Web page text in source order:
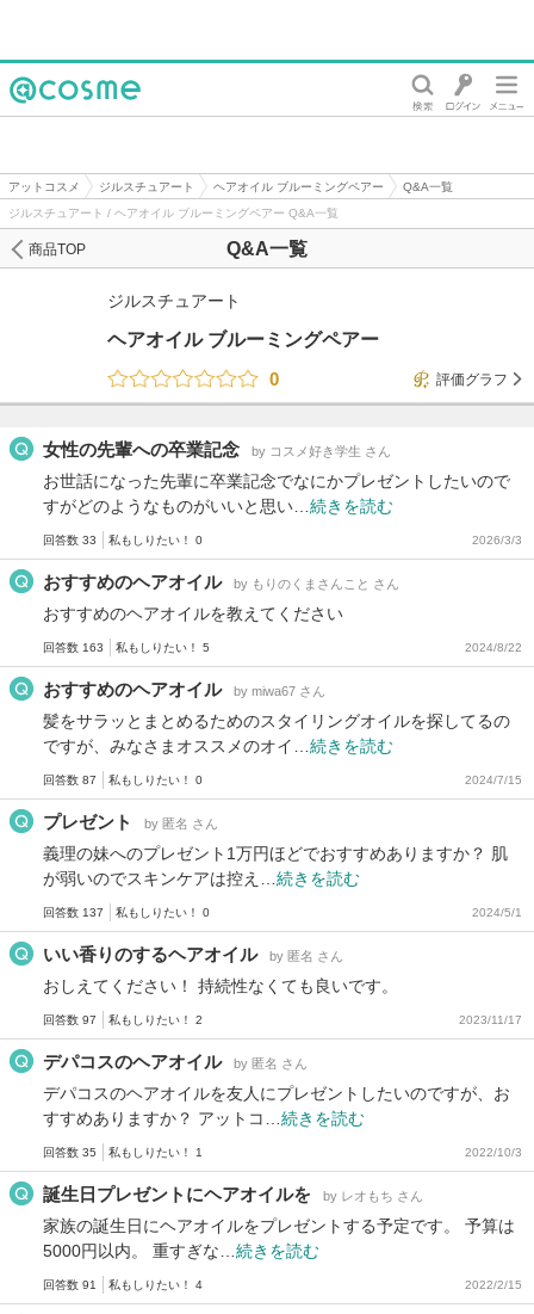
アットコスメ ジルスチュアート ヘアオイル ブルーミングペアー
Q&A一覧
ジルスチュアート / ヘアオイル ブルーミングペアー Q&A一覧
Q&A一覧
商品TOP
ジルスチュアート
ヘアオイル ブルーミングペアー
0
評価グラフ
女性の先輩への卒業記念 by コスメ好き学生 さん
お世話になった先輩に卒業記念でなにかプレゼントしたいので
すがどのようなものがいいと思い… 続きを読む
回答数 33 私もしりたい！ 0 2026/3/3
おすすめのヘアオイル by もりのくまさんこと さん
おすすめのヘアオイルを教えてください
回答数 163 私もしりたい！ 5 2024/8/22
おすすめのヘアオイル by miwa67 さん
髪をサラッとまとめるためのスタイリングオイルを探してるの
ですが、みなさまオススメのオイ… 続きを読む
回答数 87 私もしりたい！ 0 2024/7/15
プレゼント by 匿名 さん
義理の妹へのプレゼント1万円ほどでおすすめありますか？ 肌
が弱いのでスキンケアは控え… 続きを読む
回答数 137 私もしりたい！ 0 2024/5/1
いい香りのするヘアオイル by 匿名 さん
おしえてください！ 持続性なくても良いです。
回答数 97 私もしりたい！ 2 2023/11/17
デパコスのヘアオイル by 匿名 さん
デパコスのヘアオイルを友人にプレゼントしたいのですが、お
すすめありますか？ アットコ… 続きを読む
回答数 35 私もしりたい！ 1 2022/10/3
誕生日プレゼントにヘアオイルを by レオもち さん
家族の誕生日にヘアオイルをプレゼントする予定です。 予算は
5000円以内。 重すぎな… 続きを読む
回答数 91 私もしりたい！ 4 2022/2/15